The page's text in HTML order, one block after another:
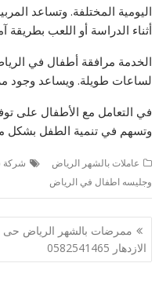
اليومية المختلفة. وتساعد
أثناء الدراسة أو اللعب
الخدمة مرافقة أطفال في
لساعات طويلة. ويساعد وجود
في التعامل مع الأطفال على
وتسهم في تنمية الطفل بشكل
عاملات بالشهر الرياض شركة
وجليسه اطفال في الرياض
تصفّح
المقالات
ممرضات بالشهر الرياض حى
الازدهار 0582541465